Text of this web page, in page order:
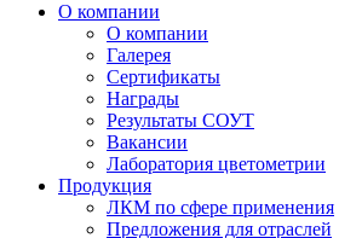
О компании
О компании
Галерея
Сертификаты
Награды
Результаты СОУТ
Вакансии
Лаборатория цветометрии
Продукция
ЛКМ по сфере применения
Предложения для отраслей